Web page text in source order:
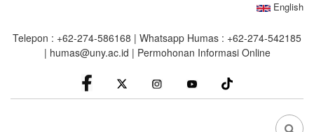
main
English
Telepon : +62-274-586168 | Whatsapp Humas : +62-274-542185
| humas@uny.ac.id | Permohonan Informasi Online
facebook
Instagram youtube